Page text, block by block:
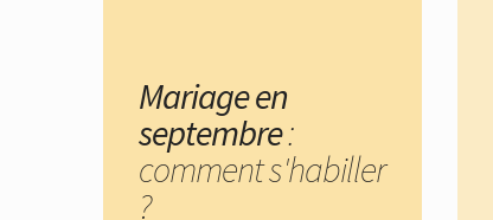
Mariage en
septembre:
comment s'habiller
?